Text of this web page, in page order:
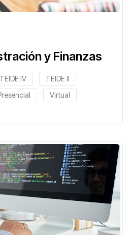
y Finanzas
TEIDE IV
TEIDE II
Virtual